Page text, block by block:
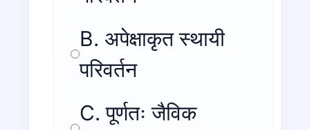
B. अपेक्षाकृत स्थायी
परिवर्तन
C. पूर्णतः जैविक